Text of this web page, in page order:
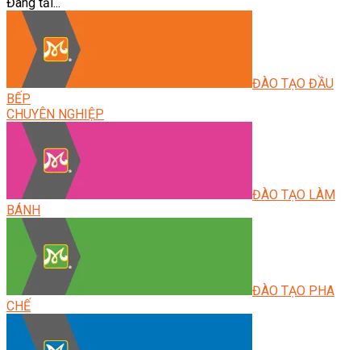
ĐÀO TẠO ĐẦU
BẾP
CHUYÊN NGHIỆP
ĐÀO TẠO LÀM
BÁNH
ĐÀO TẠO PHA
CHẾ